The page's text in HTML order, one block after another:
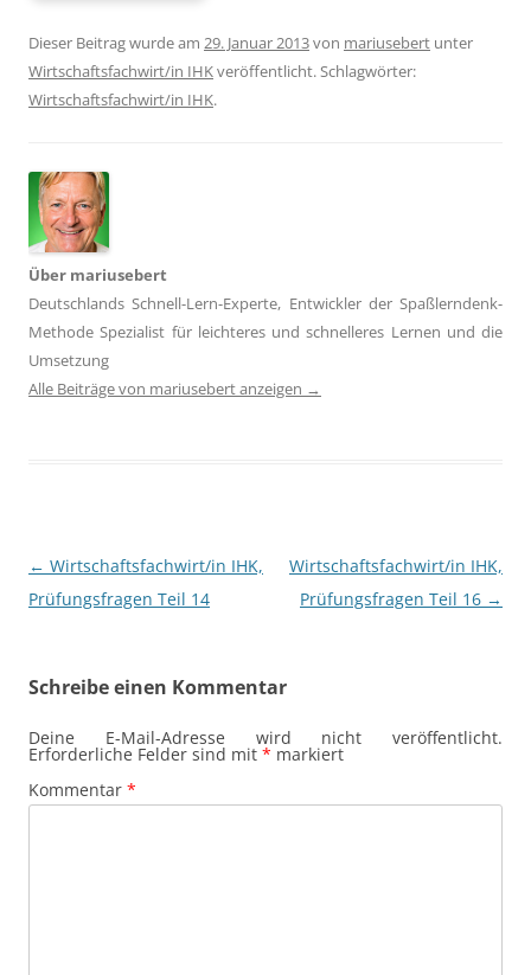
Dieser Beitrag wurde am 29. Januar 2013von mariusebert unter
Wirtschaftsfachwirt/in IHKveröffentlicht. Schlagwörter:
Wirtschaftsfachwirt/in IHK.
Über mariusebert
Deutschlands Schnell-Lern-Experte, Entwickler der Spaßlerndenk-
Methode Spezialist für leichteres und schnelleres Lernen und die
Umsetzung
Alle Beiträge von mariusebert anzeigen →
Beitragsnavigation
← Wirtschaftsfachwirt/in IHK,
Prüfungsfragen Teil 14
Wirtschaftsfachwirt/in IHK,
Prüfungsfragen Teil 16 →
Schreibe einen Kommentar
Deine E-Mail-Adresse wird nicht veröffentlicht.
Erforderliche Felder sind mit * markiert
Kommentar *